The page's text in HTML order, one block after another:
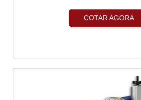
COTAR AGORA